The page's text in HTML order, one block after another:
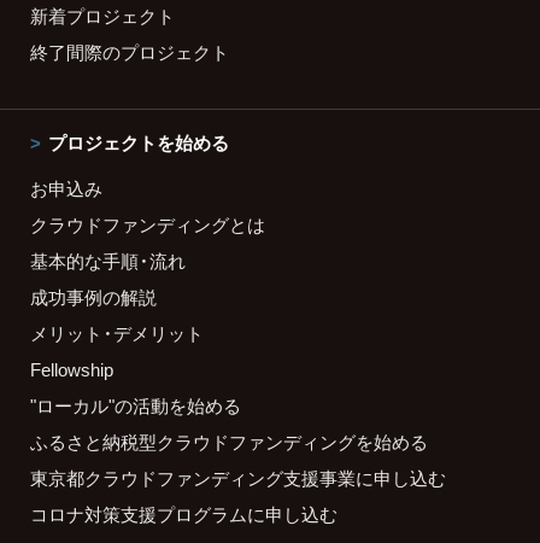
新着プロジェクト
終了間際のプロジェクト
プロジェクトを始める
お申込み
クラウドファンディングとは
基本的な手順・流れ
成功事例の解説
メリット・デメリット
Fellowship
"ローカル"の活動を始める
ふるさと納税型クラウドファンディングを始める
東京都クラウドファンディング支援事業に申し込む
コロナ対策支援プログラムに申し込む